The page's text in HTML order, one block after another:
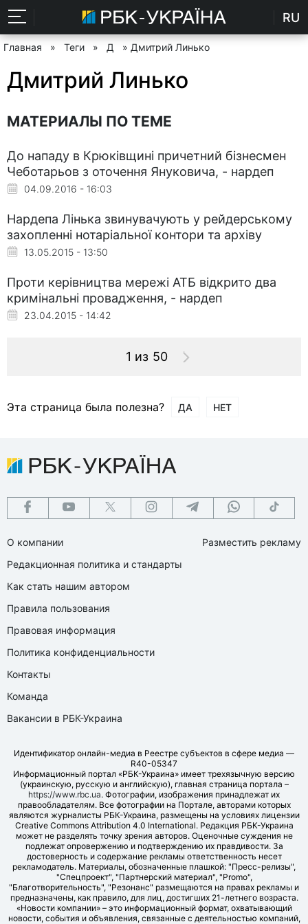
RU
Главная » Теги » Д » Дмитрий Линько
Дмитрий Линько
МАТЕРИАЛЫ ПО ТЕМЕ
До нападу в Крюківщині причетний бізнесмен
Чеботарьов з оточення Януковича, - нардеп
04.09.2016 - 16:03
Нардепа Лінька звинувачують у рейдерському
захопленні нотаріальної контори та архіву
13.05.2015 - 13:50
Проти керівництва мережі АТБ відкрито два
кримінальні провадження, - нардеп
23.04.2015 - 14:42
1 из 50
Эта страница была полезна? ДА НЕТ
О компании
Редакционная политика и стандарты
Как стать нашим автором
Правила пользования
Правовая информация
Политика конфиденциальности
Контакты
Команда
Вакансии в РБК-Украина
Разместить рекламу
Идентификатор онлайн-медиа в Реестре субъектов в сфере медиа —
R40-05347
Информационный портал «РБК-Украина» имеет трехязычную версию
(украинскую, русскую и английскую), главная страница портала –
https://www.rbc.ua. Фотографии, изображения принадлежат их
правообладателям. Все фотографии на Портале, авторами которых
являются журналисты РБК-Украина, размещены на условиях лицензии
Creative Commons Attribution 4.0 International. Редакция РБК-Украина
может не разделять точку зрения авторов. Оценочные суждения не
подлежат опровержению и подтверждению их правдивости. За
достоверность и содержание рекламы ответственность несет
рекламодатель. Материалы, обозначенные плашкой: "Пресс-релизы",
"Спецпроект", "Партнерский материал", "Promo",
"Благотворительность", "Резонанс" размещаются на правах рекламы и
предназначены, как правило, для лиц, достигших 21-летнего возраста.
«Новости компании» – это информационный формат, охватывающий
новости, события и объявления, связанные с деятельностью компаний,